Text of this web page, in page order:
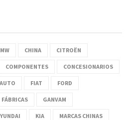
CHINA CITROËN
COMPONENTES CONCESIONARIOS
FIAT FORD
FÁBRICAS GANVAM
KIA MARCAS CHINAS